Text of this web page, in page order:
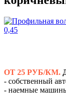
ОТ 25 РУБ/КМ.
- собственный
- наемные